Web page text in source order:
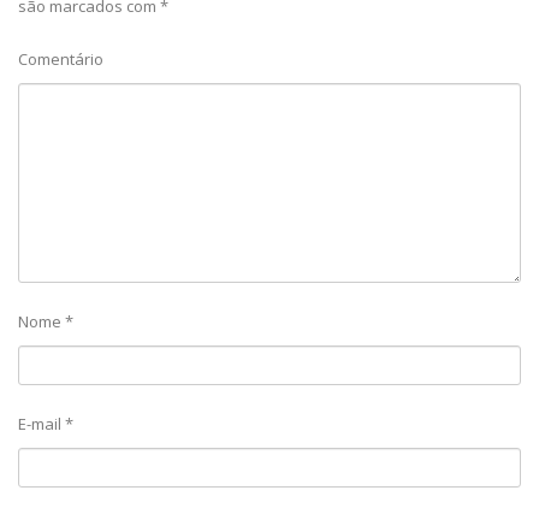
são marcados com *
Comentário
Nome *
E-mail *